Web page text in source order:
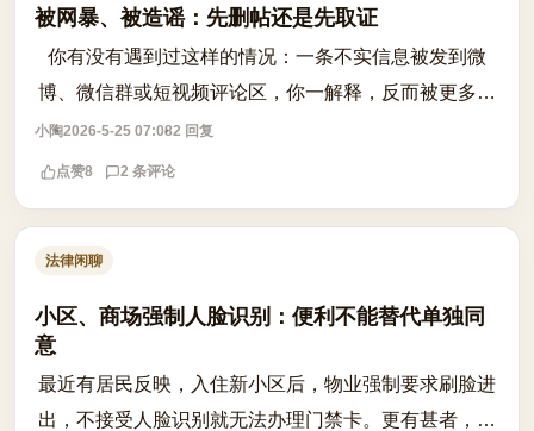
被网暴、被造谣：先删帖还是先取证
你有没有遇到过这样的情况：一条不实信息被发到微
博、微信群或短视频评论区，你一解释，反而被更多人
围观、转发，越澄清越像‘心虚’？等想起诉时，发现原
始内容早已被删，只剩几张模糊截图。这...
小陶2026-5-25 07:082 回复
点赞8 2 条评论
法律闲聊
小区、商场强制人脸识别：便利不能替代单独同
意
最近有居民反映，入住新小区后，物业强制要求刷脸进
出，不接受人脸识别就无法办理门禁卡。更有甚者，商